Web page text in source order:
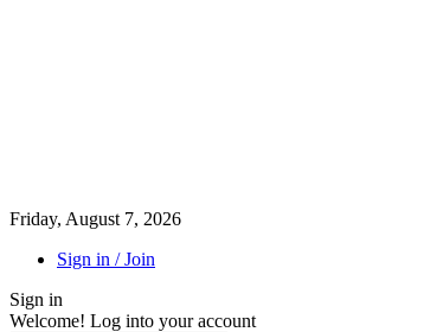
Friday, August 7, 2026
Sign in / Join
Sign in
Welcome! Log into your account